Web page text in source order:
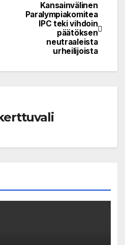
Kansainvälinen
Paralympiakomitea
IPC teki vihdoin
päätöksen
neutraaleista
urheilijoista